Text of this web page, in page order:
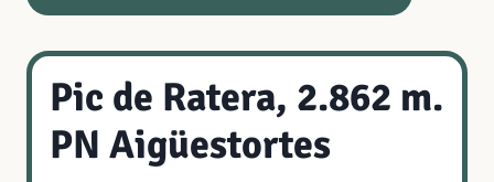
Pic de Ratera, 2.862 m.
PN Aigüestortes